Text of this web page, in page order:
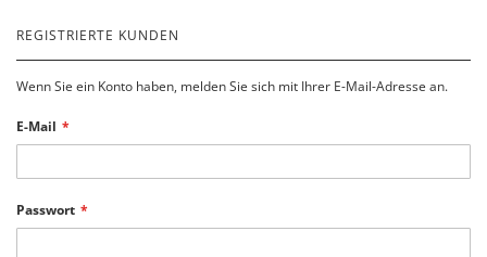
REGISTRIERTE KUNDEN
Wenn Sie ein Konto haben, melden Sie sich mit Ihrer E-Mail-Adresse an.
E-Mail
Passwort